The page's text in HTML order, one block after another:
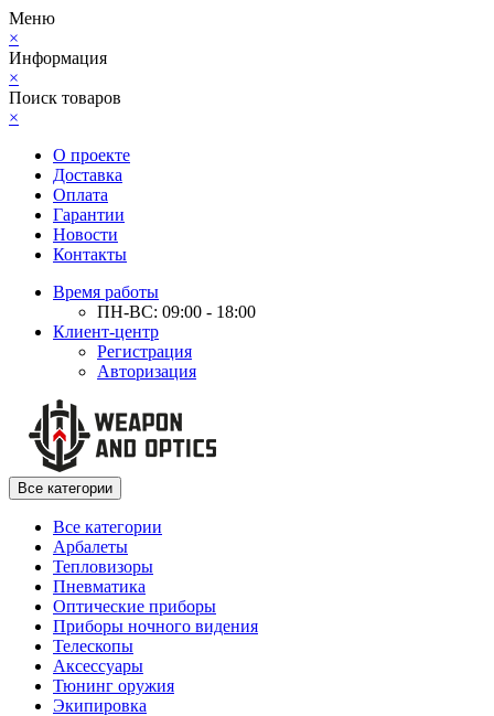
Меню
×
Информация
×
Поиск товаров
×
О проекте
Доставка
Оплата
Гарантии
Новости
Контакты
Время работы
ПН-ВС: 09:00 - 18:00
Клиент-центр
Регистрация
Авторизация
Все категории
Все категории
Арбалеты
Тепловизоры
Пневматика
Оптические приборы
Приборы ночного видения
Телескопы
Аксессуары
Тюнинг оружия
Экипировка